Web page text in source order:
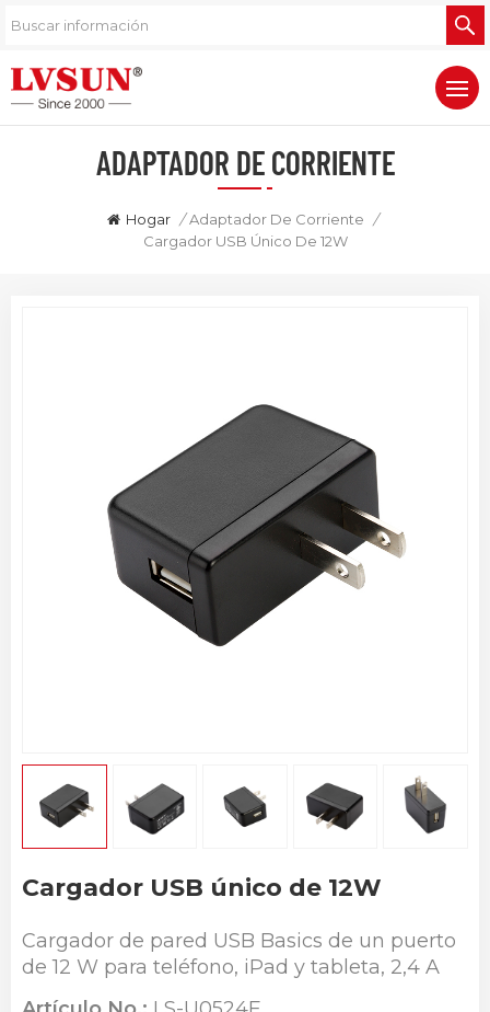
ADAPTADOR DE CORRIENTE
Hogar / Adaptador De Corriente
/
Cargador USB Único De 12W
Cargador USB único de 12W
Cargador de pared USB Basics de un puerto
de 12 W para teléfono, iPad y tableta, 2,4 A